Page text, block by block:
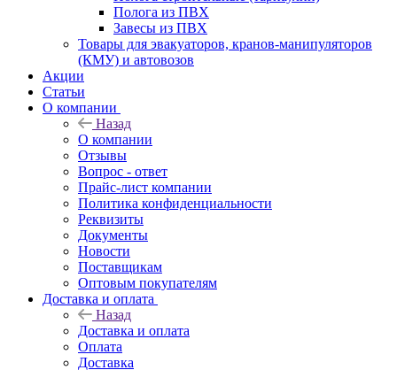
Полога из ПВХ
Завесы из ПВХ
Товары для эвакуаторов, кранов-манипуляторов
(КМУ) и автовозов
Акции
Статьи
О компании
Назад
О компании
Отзывы
Вопрос - ответ
Прайс-лист компании
Политика конфиденциальности
Реквизиты
Документы
Новости
Поставщикам
Оптовым покупателям
Доставка и оплата
Назад
Доставка и оплата
Оплата
Доставка